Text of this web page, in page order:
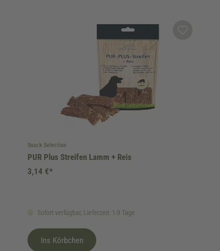
Snack Selection
PUR Plus Streifen Lamm + Reis
Sofort verfügbar, Lieferzeit: 1-3 Tage
3,14 €*
Ins Körbchen